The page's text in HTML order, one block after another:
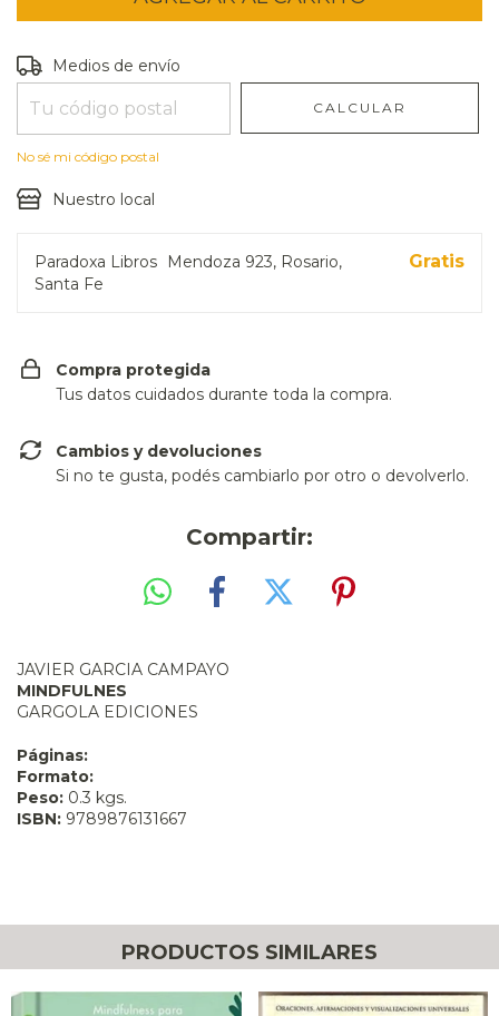
Entregas para el CP:
Medios de envío
CALCULAR
No sé mi código postal
Nuestro local
Paradoxa Libros
Mendoza 923, Rosario,
Santa Fe
Gratis
Compra protegida
Tus datos cuidados durante toda la compra.
Cambios y devoluciones
Si no te gusta, podés cambiarlo por otro o devolverlo.
Compartir:
JAVIER GARCIA CAMPAYO
MINDFULNES
GARGOLA EDICIONES
Páginas:
Formato:
Peso: 0.3 kgs.
ISBN: 9789876131667
PRODUCTOS SIMILARES